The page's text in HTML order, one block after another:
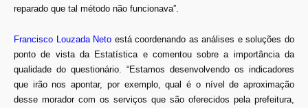
reparado que tal método não funcionava”.
Francisco Louzada Neto está coordenando as análises e soluções do
ponto de vista da Estatística e comentou sobre a importância da
qualidade do questionário. “Estamos desenvolvendo os indicadores
que irão nos apontar, por exemplo, qual é o nível de aproximação
desse morador com os serviços que são oferecidos pela prefeitura,